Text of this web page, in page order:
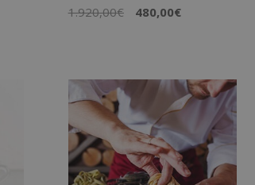
1.920,00€
El
1.920,00€.
480,00€El
480,00€.